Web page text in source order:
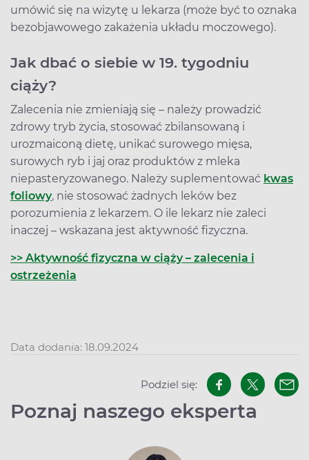
umówić się na wizytę u lekarza (może być to oznaka
bezobjawowego zakażenia układu moczowego).
Jak dbać o siebie w 19. tygodniu
ciąży?
Zalecenia nie zmieniają się – należy prowadzić
zdrowy tryb życia, stosować zbilansowaną i
urozmaiconą dietę, unikać surowego mięsa,
surowych ryb i jaj oraz produktów z mleka
niepasteryzowanego. Należy suplementować kwas
foliowy, nie stosować żadnych leków bez
porozumienia z lekarzem. O ile lekarz nie zaleci
inaczej – wskazana jest aktywność fizyczna.
>> Aktywność fizyczna w ciąży – zalecenia i
ostrzeżenia
Data dodania: 18.09.2024
Podziel się:
Poznaj naszego eksperta